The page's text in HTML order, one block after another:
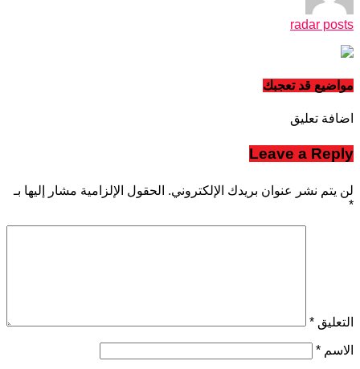
radar posts
مواضيع قد تعجبك
اضافة تعليق
Leave a Reply
لن يتم نشر عنوان بريدك الإلكتروني. الحقول الإلزامية مشار إليها بـ
*
التعليق *
الاسم *